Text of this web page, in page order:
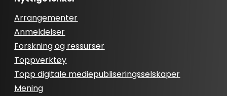
Arrangementer
Anmeldelser
Forskning og ressurser
Toppverktøy
Topp digitale mediepubliseringsselskaper
Mening